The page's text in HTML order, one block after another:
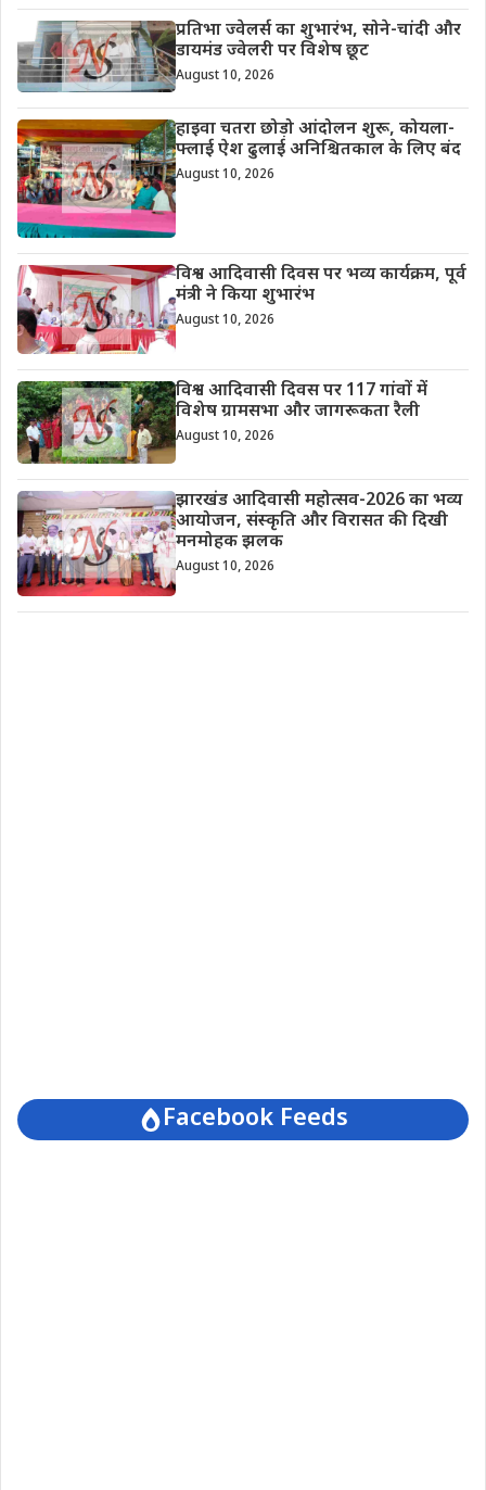
प्रतिभा ज्वेलर्स का शुभारंभ, सोने-चांदी और
डायमंड ज्वेलरी पर विशेष छूट
August 10, 2026
हाइवा चतरा छोड़ो आंदोलन शुरू, कोयला-
फ्लाई ऐश ढुलाई अनिश्चितकाल के लिए बंद
August 10, 2026
विश्व आदिवासी दिवस पर भव्य कार्यक्रम, पूर्व
मंत्री ने किया शुभारंभ
August 10, 2026
विश्व आदिवासी दिवस पर 117 गांवों में
विशेष ग्रामसभा और जागरूकता रैली
August 10, 2026
झारखंड आदिवासी महोत्सव-2026 का भव्य
आयोजन, संस्कृति और विरासत की दिखी
मनमोहक झलक
August 10, 2026
Facebook Feeds